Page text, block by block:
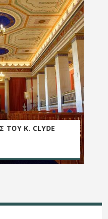
Κ. CLYDE